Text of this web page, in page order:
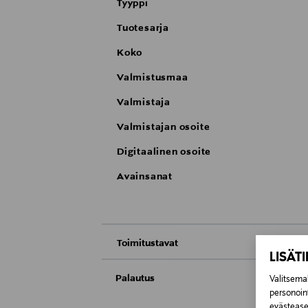
Tyyppi
Tuotesarja
Koko
Valmistusmaa
Valmistaja
Valmistajan osoite
Digitaalinen osoite
Avainsanat
Toimitustavat
Palautus
Meille on hyvin tärkeää, että olet